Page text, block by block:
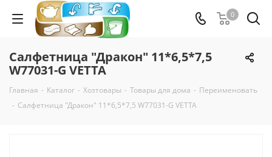
0
Салфетница "Дракон" 11*6,5*7,5
W77031-G VETTA
Главная - Каталог - Хозтовары - Товары для дома - Переименовать
- Салфетница "Дракон" 11*6,5*7,5 W77031-G VETTA